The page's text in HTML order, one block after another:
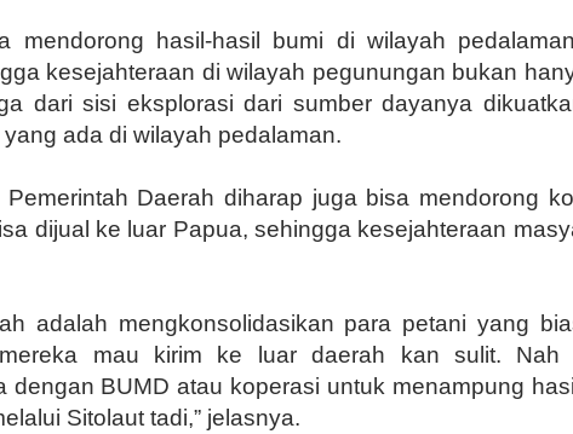
mendorong hasil-hasil bumi di wilayah
kesejahteraan di wilayah pegunungan bukan
dari sisi eksplorasi dari sumber dayanya
ada di wilayah pedalaman.
Daerah diharap juga bisa mendorong
dijual ke luar Papua, sehingga kesejahteraan
adalah mengkonsolidasikan para petani yang
mau kirim ke luar daerah kan sulit. Nah
dengan BUMD atau koperasi untuk menampung
Sitolaut tadi,” jelasnya.